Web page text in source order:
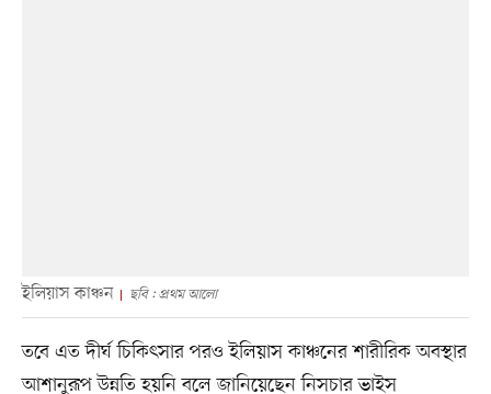
ইলিয়াস কাঞ্চন ছবি : প্রথম আলো
তবে এত দীর্ঘ চিকিৎসার পরও ইলিয়াস কাঞ্চনের শারীরিক অবস্থার
আশানুরূপ উন্নতি হয়নি বলে জানিয়েছেন নিসচার ভাইস